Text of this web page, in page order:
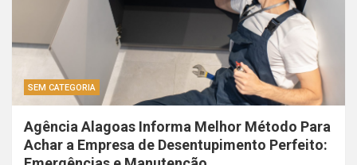
SEM CATEGORIA
Agência Alagoas Informa Melhor Método Para
Achar a Empresa de Desentupimento Perfeito: